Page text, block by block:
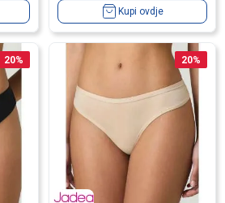
Kupi ovdje
20% 20%